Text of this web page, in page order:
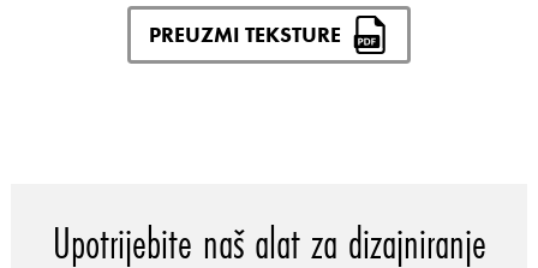
PREUZMI TEKSTURE
Upotrijebite naš alat za dizajniranje